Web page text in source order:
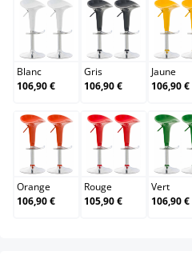
Blanc
Blanc
106,90 €
Gris
Gris
106,90 €
Jaune
106,90 €
Orange
Orange
106,90 €
Rouge
Rouge
105,90 €
Vert
106,90 €